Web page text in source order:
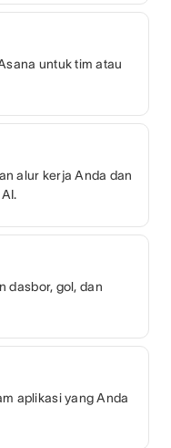
untuk tim atau
alur kerja Anda dan
dasbor, gol, dan
aplikasi yang Anda